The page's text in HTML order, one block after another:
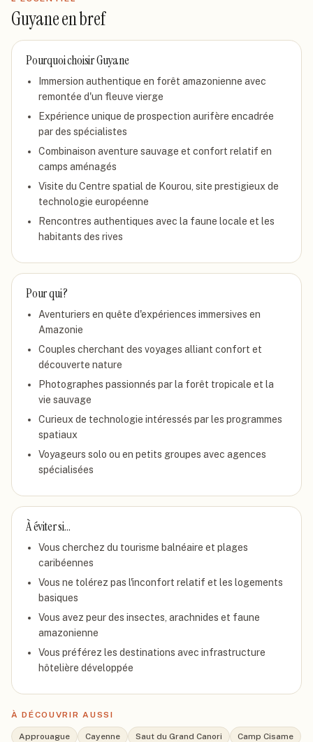
Guyaneen bref
Pourquoi choisirGuyane
Immersion authentique en forêt amazonienne avec
remontée d'un fleuve vierge
Expérience unique de prospection aurifère encadrée
par des spécialistes
Combinaison aventure sauvage et confort relatif en
camps aménagés
Visite du Centre spatial de Kourou, site prestigieux de
technologie européenne
Rencontres authentiques avec la faune locale et les
habitants des rives
Pour qui ?
Aventuriers en quête d'expériences immersives en
Amazonie
Couples cherchant des voyages alliant confort et
découverte nature
Photographes passionnés par la forêt tropicale et la
vie sauvage
Curieux de technologie intéressés par les programmes
spatiaux
Voyageurs solo ou en petits groupes avec agences
spécialisées
À éviter si…
Vous cherchez du tourisme balnéaire et plages
caribéennes
Vous ne tolérez pas l'inconfort relatif et les logements
basiques
Vous avez peur des insectes, arachnides et faune
amazonienne
Vous préférez les destinations avec infrastructure
hôtelière développée
À DÉCOUVRIR AUSSI
Approuague Cayenne Saut du Grand Canori
Camp Cisame